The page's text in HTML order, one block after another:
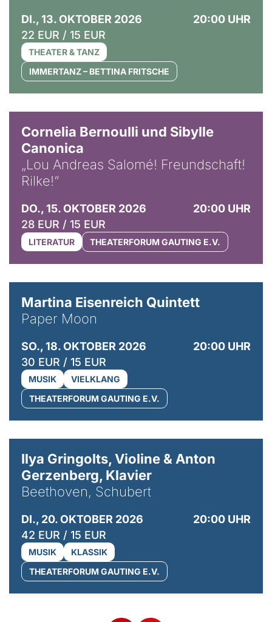
DI., 13. OKTOBER 2026
20:00 UHR
22 EUR / 15 EUR
THEATER & TANZ
IMMERTANZ – BETTINA FRITSCHE
Cornelia Bernoulli und Sibylle
Canonica
„Lou Andreas Salomé! Freundschaft!
Rilke!“
DO., 15. OKTOBER 2026
20:00 UHR
28 EUR / 15 EUR
LITERATUR THEATERFORUM GAUTING E.V.
Martina Eisenreich Quintett
Paper Moon
SO., 18. OKTOBER 2026
20:00 UHR
30 EUR / 15 EUR
MUSIK
VIELKLANG
THEATERFORUM GAUTING E.V.
Ilya Gringolts, Violine & Anton
Gerzenberg, Klavier
Beethoven, Schubert
DI., 20. OKTOBER 2026
20:00 UHR
42 EUR / 15 EUR
MUSIK
KLASSIK
THEATERFORUM GAUTING E.V.